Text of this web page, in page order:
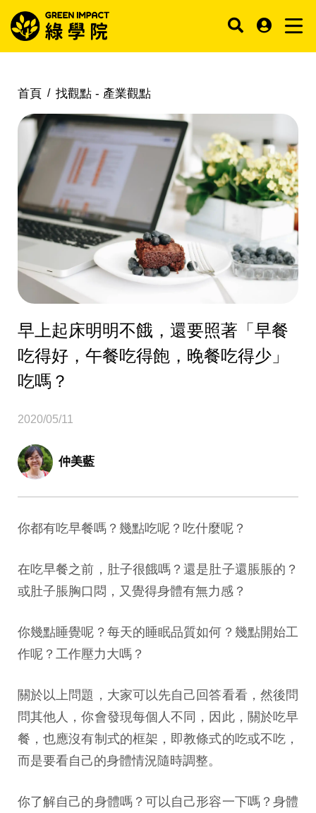
首頁 找觀點 - 產業觀點
早上起床明明不餓，還要照著「早餐
吃得好，午餐吃得飽，晚餐吃得少」
吃嗎？
2020/05/11
仲美藍
你都有吃早餐嗎？幾點吃呢？吃什麼呢？
在吃早餐之前，肚子很餓嗎？還是肚子還脹脹的？
或肚子脹胸口悶，又覺得身體有無力感？
你幾點睡覺呢？每天的睡眠品質如何？幾點開始工
作呢？工作壓力大嗎？
關於以上問題，大家可以先自己回答看看，然後問
問其他人，你會發現每個人不同，因此，關於吃早
餐，也應沒有制式的框架，即教條式的吃或不吃，
而是要看自己的身體情況隨時調整。
你了解自己的身體嗎？可以自己形容一下嗎？身體